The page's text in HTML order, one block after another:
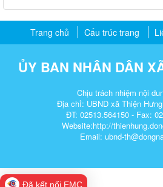
Trang chủ Cấu trúc trang
ỦY BAN NHÂN DÂN
Chịu trách nhiệm nội
Địa chỉ: UBND xã Thiện
ĐT: 02513.564150 - Fax:
Website:http://
Email: ubnd-
Đã kết nối EMC